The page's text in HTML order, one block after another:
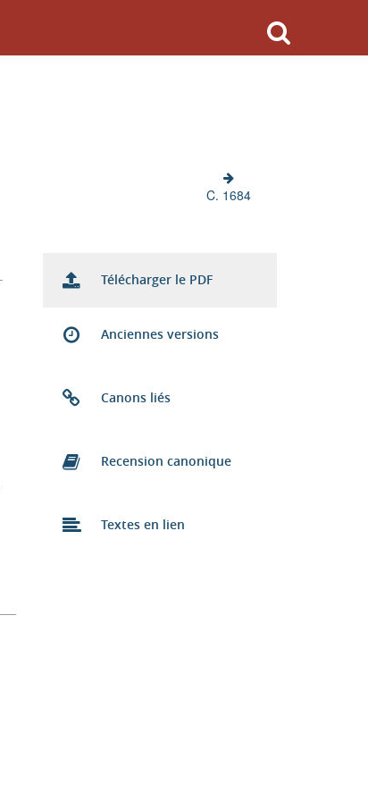
C. 1684
Télécharger le PDF
Anciennes versions
Canons liés
Recension canonique
Textes en lien